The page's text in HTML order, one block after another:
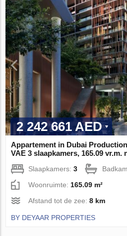
2 242 661 AED
Appartement in Dubai
VAE 3 slaapkamers, 165.09 vr.m.
Slaapkamers:3
Woonruimte: 165.09 m²
Afstand tot de zee:8 km
BY DEYAAR PROPERTIES